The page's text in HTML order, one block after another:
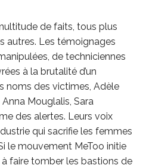
de faits, tous plus
autres. Les témoignages
de techniciennes
à la brutalité d’un
noms des victimes, Adèle
Mouglalis, Sara
des alertes. Leurs voix
qui sacrifie les femmes
le mouvement MeToo initie
faire tomber les bastions de